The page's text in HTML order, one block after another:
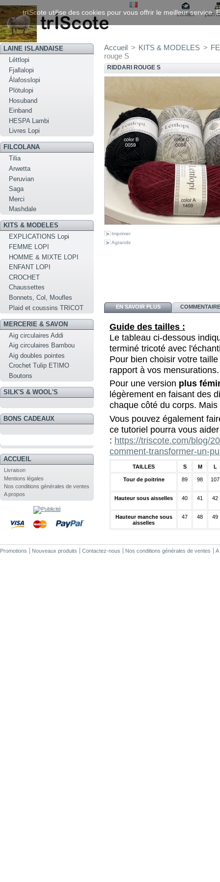
contact plan
LAINE ISLANDAISE
Léttlopi
Fjallalopi
Álafosslopi
Plötulopi
Hosuband
Einband
HESPA Lambi
Livres Lopi
FILCOLANA
Tilia
Arwetta
Peruvian
Saga
Merci
Mashdale
KITS & MODELES
EXPLICATIONS Lopi
FEMME LOPI
HOMME & MIXTE LOPI
ENFANT LOPI
CROCHET
Chaussettes
Bonnets, Col, Moufles
Plaid et coussins TRICOT
MERCERIE & SAVON
Aig circulaires Addi
Aig circulaires Bambou
Aig doubles pointes
Crochet Tulip ETIMO
Boutons
SILK'S & WOOL'S
BONS CADEAUX
ACCUEIL
Livraison
Mentions légales
Nos conditions générales de ventes
A propos
Accueil > KITS & MODELES >
rouge S
RIDDARI ROUGE S
Imprimer
Agrandir
EN SAVOIR PLUS
Guide des tailles :
Le tableau ci-dessous
terminé tricoté avec
Pour bien choisir votre
rapport à vos mensurations.
Pour une version plus
légèrement en faisant des
chaque côté du corps.
Vous pouvez également
ce tutoriel pourra vous aider
: https://triscote.com/blog/
comment-transformer-un-
TAILLES S M L
Tour de poitrine 89 98 107
Hauteur sous aisselles 40 41 42
Hauteur manche sous
aisselles
47 48 49
Promotions Nouveaux produits Contactez-nous Nos conditions générales de ventes A
trIScote utilise des cookies pour vous offrir le meilleur